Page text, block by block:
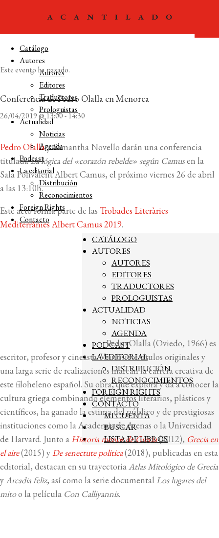
Catálogo
Autores
Autores
Editores
Traductores
Prologuistas
Actualidad
Noticias
Agenda
Podcast
La editorial
Distribución
Reconocimientos
Foreign Rights
Contacto
CATÁLOGO
AUTORES
AUTORES
EDITORES
TRADUCTORES
PROLOGUISTAS
ACTUALIDAD
NOTICIAS
AGENDA
PODCAST
LA EDITORIAL
DISTRIBUCIÓN
RECONOCIMIENTOS
FOREIGN RIGHTS
CONTACTO
MI CUENTA
BUSCAR
LISTA DE LIBROS
Este evento ha pasado.
Conferencia de Pedro Olalla en Menorca
26/04/2019 @ 13:00-14:30
Pedro Olallay Samantha Novello darán una conferencia
tituladaLa lógica del «corazón rebelde» según Camusen la
Sala Polivalent Albert Camus, el próximo viernes 26 de abril
a las 13:10h.
Este acto forma parte de las Trobades Literàries
Mediterrànies Albert Camus 2019.
Pedro Olalla (Oviedo, 1966) es
escritor, profesor y cineasta. Veintisiete títulos originales y
una larga serie de realizaciones marcan la carrera creativa de
este filoheleno español. Su obra, que explora y da a conocer la
cultura griega combinando elementos literarios, plásticos y
científicos, ha ganado la estima del público y de prestigiosas
instituciones como la Academia de Atenas o la Universidad
de Harvard. Junto a Historia menor de Grecia(2012), Grecia en
el aire(2015) yDe senectute politica(2018), publicadas en esta
editorial, destacan en su trayectoriaAtlas Mitológico de Grecia
yArcadia feliz, así como la serie documental Los lugares del
mitoo la película Con Calliyannis.